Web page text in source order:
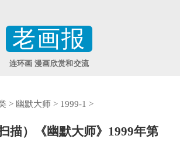
老画报
连环画 漫画欣赏和交流
> 幽默大师 > 1999-1 >
描）《幽默大师》1999年第